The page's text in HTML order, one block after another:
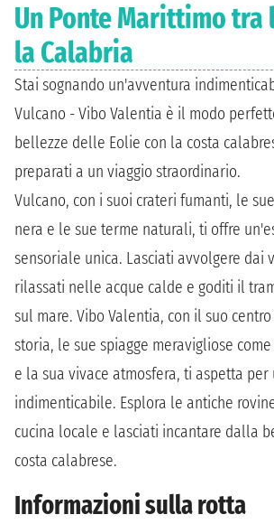
Un Ponte Marittimo tra
la Calabria
Stai sognando un'avventura
Vulcano - Vibo Valentia è il modo
bellezze delle Eolie con la costa
preparati a un viaggio straordinario.
Vulcano, con i suoi crateri fumanti, le
nera e le sue terme naturali, ti offre
sensoriale unica. Lasciati avvolgere dai
rilassati nelle acque calde e goditi il
sul mare. Vibo Valentia, con il suo
storia, le sue spiagge meravigliose
e la sua vivace atmosfera, ti aspetta
indimenticabile. Esplora le antiche
cucina locale e lasciati incantare dalla
costa calabrese.
Informazioni sulla rotta